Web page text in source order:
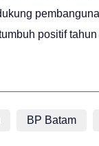
positif
BP Batam